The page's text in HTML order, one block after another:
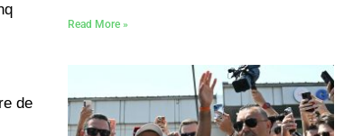
de
Read More »